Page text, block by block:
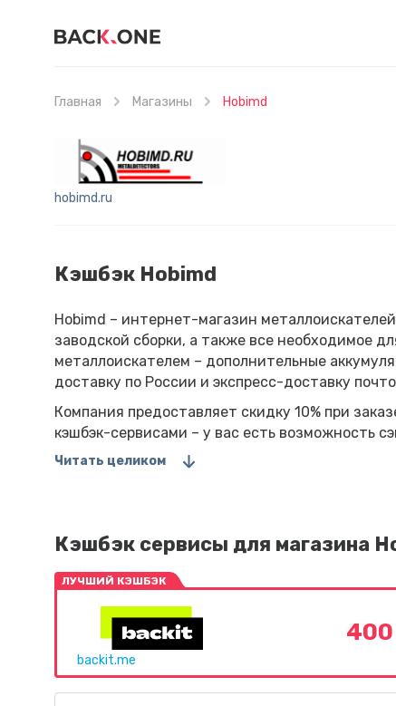
Главная Магазины Hobimd
hobimd.ru
Кэшбэк Hobimd
Hobimd – интернет-магазин
заводской сборки, а также все необходимое
металлоискателем – дополнительные
доставку по России и экспресс-доставку
Компания предоставляет скидку 10% при
кэшбэк-сервисами – у вас есть возможность
Читать целиком
Кэшбэк сервисы для магазина
ЛУЧШИЙ КЭШБЭК
backit.me
400